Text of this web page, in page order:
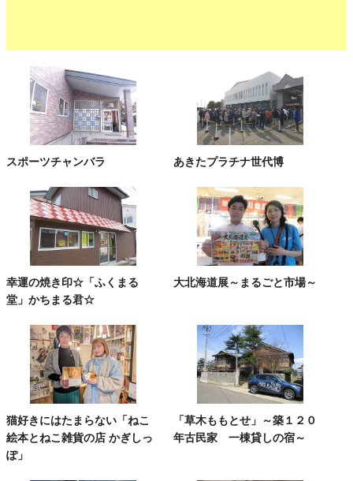
スポーツチャンバラ あきたプラチナ世代博
幸運の焼き印☆「ふくまる
堂」かちまる君☆
大北海道展～まるごと市場～
猫好きにはたまらない「ねこ
絵本とねこ雑貨の店 かぎしっ
ぽ」
「草木ももとせ」～築１２０
年古民家 一棟貸しの宿～